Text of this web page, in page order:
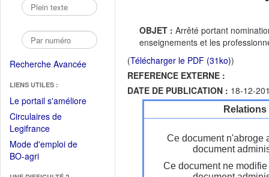
Recherche Avancée
LIENS UTILES :
Le portail s'améliore(Fichier
Circulaires de
Legifrance(Ouvrir
dans
une
Mode d'emploi de
BO-agri(Ouvrir
OBJET : Arrêté portant
enseignements et les
(Télécharger le PDF (31ko))
REFERENCE EXTERNE :
DATE DE PUBLICATION : 18-12-
Ce document n'abroge
document
Ce document ne